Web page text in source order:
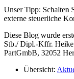
Unser Tipp: Schalten
externe steuerliche
Diese Blog wurde
Stb./ Dipl.-Kffr. Heike
PartGmbB, 32052
Übersicht: